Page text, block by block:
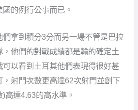
的例行公事而已。
們拿到積分3分而另一場不管是巴拉
，他們的對戰成績都是輸的確定土
可以看到土耳其他們表現得很好甚
，射門次數更高達62次射門並創下
高達4.63的高水準。